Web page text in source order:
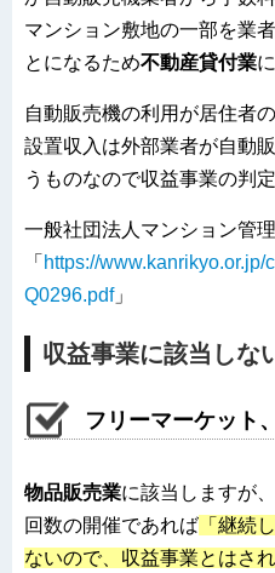
マンション敷地の一部を業
とになるため不動産貸付業
自動販売機の利用が居住者
設置収入は外部業者が自動
うものなので収益事業の判
一般社団法人マンション管
「 https://www.kanrikyo.or.jp/
Q0296.pdf」
収益事業に該当しな
フリーマーケット
物品販売業に該当しますが
回数の開催であれば 「継続
ないので、収益事業とはさ